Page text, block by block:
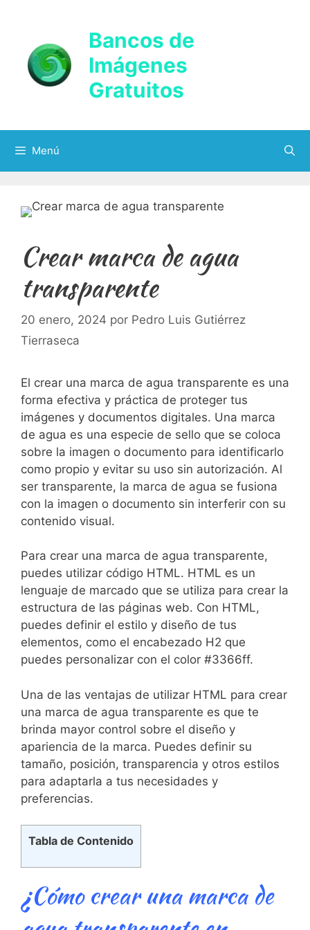
contenido
Bancos de
Imágenes
Gratuitos
Menú
Crear marca de agua
transparente
20 enero, 2024 por Pedro Luis Gutiérrez
Tierraseca
El crear una marca de agua transparente es una
forma efectiva y práctica de proteger tus
imágenes y documentos digitales. Una ⁣marca
de⁤ agua es una especie de sello que se ‍coloca
sobre la imagen o documento para ⁢identificarlo
‌como propio y evitar su uso sin autorización. Al
ser transparente, la marca de agua se fusiona
con la ⁣imagen o documento sin interferir con su
contenido visual.
Para crear una marca de agua transparente,
puedes utilizar código HTML. HTML es un‌
lenguaje de marcado que se utiliza para crear la
estructura de​ las páginas web. Con HTML,
puedes definir el estilo y diseño de tus
elementos, como el encabezado H2 que
puedes personalizar con el color #3366ff.
Una de ​las ventajas de⁢ utilizar⁢ HTML para crear
una marca de agua transparente es‌ que te
brinda mayor control sobre el diseño ‌y
apariencia ​de la marca.⁢ Puedes definir su
tamaño, posición, transparencia⁢ y otros estilos​
para adaptarla a tus necesidades y
preferencias.
Tabla de Contenido
¿Cómo crear una marca de